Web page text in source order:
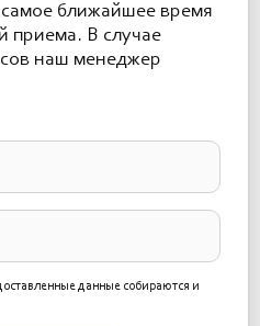
ближайшее время
приема. В случае
наш менеджер
данные собираются и